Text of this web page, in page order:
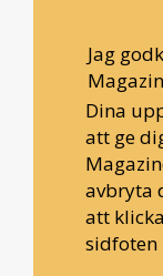
Jag
Dina
att ge
avbryta
att
sidfoten